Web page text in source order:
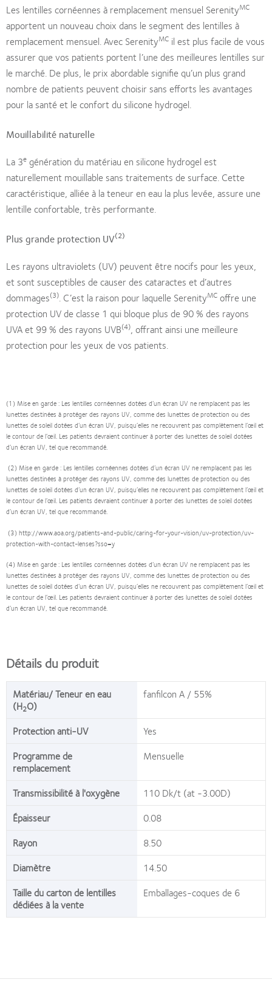
Les lentilles cornéennes à remplacement mensuel SerenityMC
apportent un nouveau choix dans le segment des lentilles à
remplacement mensuel. Avec SerenityMC il est plus facile de vous
assurer que vos patients portent l’une des meilleures lentilles sur
le marché. De plus, le prix abordable signifie qu’un plus grand
nombre de patients peuvent choisir sans efforts les avantages
pour la santé et le confort du silicone hydrogel.
Mouillabilité naturelle
La 3e génération du matériau en silicone hydrogel est
naturellement mouillable sans traitements de surface. Cette
caractéristique, alliée à la teneur en eau la plus levée, assure une
lentille confortable, très performante.
Plus grande protection UV(2)
Les rayons ultraviolets (UV) peuvent être nocifs pour les yeux,
et sont susceptibles de causer des cataractes et d’autres
dommages(3). C’est la raison pour laquelle SerenityMC offre une
protection UV de classe 1 qui bloque plus de 90 % des rayons
UVA et 99 % des rayons UVB(4), offrant ainsi une meilleure
protection pour les yeux de vos patients.
(1) Mise en garde : Les lentilles cornéennes dotées d’un écran UV ne remplacent pas les
lunettes destinées à protéger des rayons UV, comme des lunettes de protection ou des
lunettes de soleil dotées d’un écran UV, puisqu’elles ne recouvrent pas complètement l’œil et
le contour de l’œil. Les patients devraient continuer à porter des lunettes de soleil dotées
d’un écran UV, tel que recommandé.
(2) Mise en garde : Les lentilles cornéennes dotées d’un écran UV ne remplacent pas les
lunettes destinées à protéger des rayons UV, comme des lunettes de protection ou des
lunettes de soleil dotées d’un écran UV, puisqu’elles ne recouvrent pas complètement l’œil et
le contour de l’œil. Les patients devraient continuer à porter des lunettes de soleil dotées
d’un écran UV, tel que recommandé.
(3) http://www.aoa.org/patients-and-public/caring-for-your-vision/uv-protection/uv-
protection-with-contact-lenses?sso=y
(4) Mise en garde : Les lentilles cornéennes dotées d’un écran UV ne remplacent pas les
lunettes destinées à protéger des rayons UV, comme des lunettes de protection ou des
lunettes de soleil dotées d’un écran UV, puisqu’elles ne recouvrent pas complètement l’œil et
le contour de l’œil. Les patients devraient continuer à porter des lunettes de soleil dotées
d’un écran UV, tel que recommandé.
Détails du produit
Matériau/ Teneur en eau
(H2O)
fanfilcon A / 55%
Protection anti-UV
Yes
Programme de
remplacement
Mensuelle
Transmissibilité à l'oxygène
110 Dk/t (at -3.00D)
Épaisseur
0.08
Rayon
8.50
Diamètre
14.50
Taille du carton de lentilles
dédiées à la vente
Emballages-coques de 6